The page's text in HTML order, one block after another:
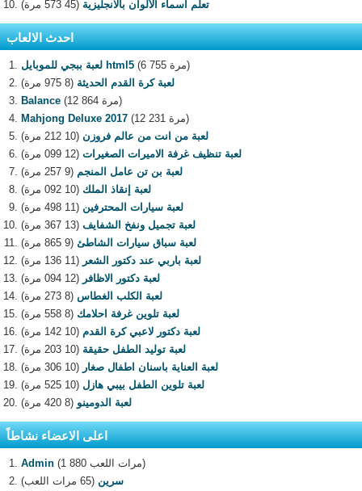
تعلم اسماء الألوان بالانجليزية (45 573 مرة)
احدث الالعاب
لعبة ببجي للموبايل html5
(6 755 مرة)
لعبة كرة القدم الحديثة (8 975 مرة)
Balance
(12 864 مرة)
Mahjong Deluxe 2017
(12 231 مرة)
لعبة من انت من عالم فروزن (10 212 مرة)
لعبة تنظيف غرفة الاميرات الصغيرات (12 099 مرة)
لعبة بن تن عامل المنجم (9 257 مرة)
لعبة إنقاذ الملك (10 092 مرة)
لعبة سيارات المحترفين (11 498 مرة)
لعبة تجميل ونفخ الشفايف (13 367 مرة)
لعبة سباق سيارات الشاطئ (9 865 مرة)
لعبة باربي عند دكتور الشعر (11 136 مرة)
لعبة دكتور الاظافر (12 094 مرة)
لعبة الكلب الغطاس (8 273 مرة)
لعبة تلوين غرفة احلامك (8 558 مرة)
لعبة دكتور لاعبي كرة القدم (10 142 مرة)
لعبة توليد الطفل حقيقة (10 203 مرة)
لعبة العناية باسنان اطفال صغار (10 306 مرة)
لعبة تلوين الطفل بيبي هازل (10 525 مرة)
لعبة الدومينو (8 420 مرة)
اعلى الاعضاء نشاطاً
Admin
(1 880 مرات اللعب)
سرين (65 مرات اللعب)